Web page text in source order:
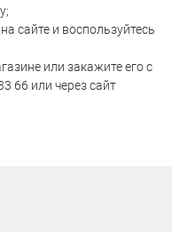
сайте и воспользуйтесь
или закажите его с
66 или через сайт